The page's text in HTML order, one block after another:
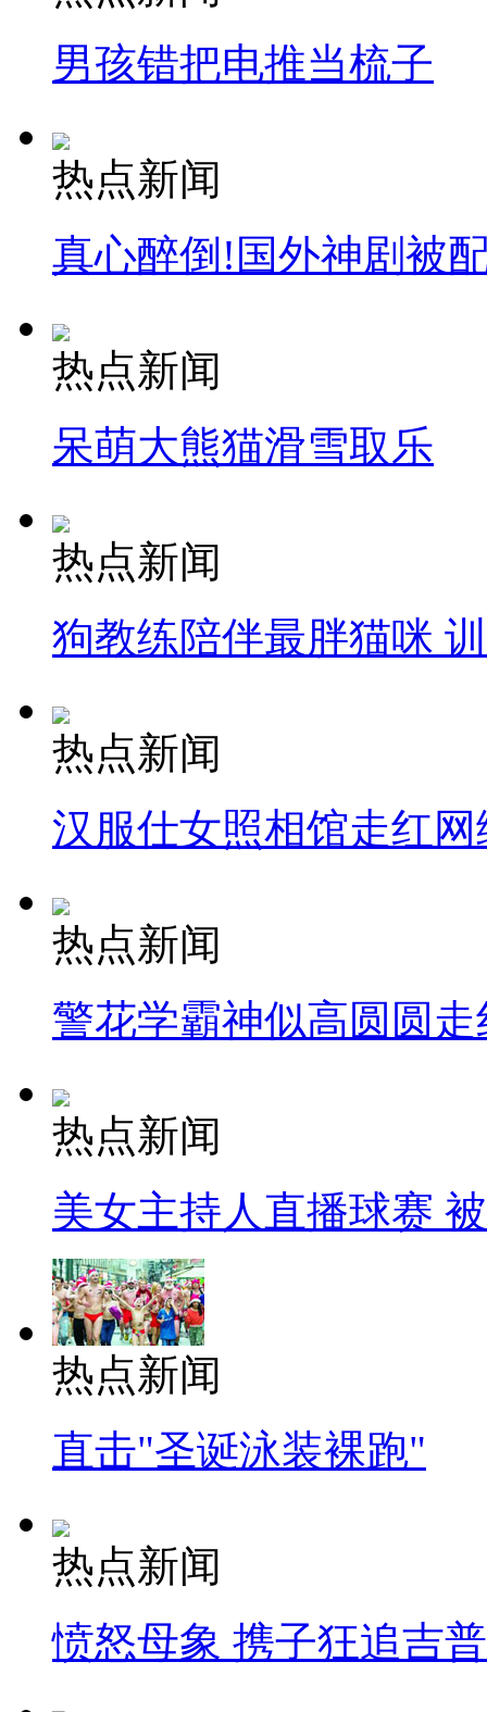
男孩错把电推当梳子
热点新闻
真心醉倒!国外神剧被
热点新闻
呆萌大熊猫滑雪取乐
热点新闻
狗教练陪伴最胖猫咪
热点新闻
汉服仕女照相馆走红网
热点新闻
警花学霸神似高圆圆走
热点新闻
美女主持人直播球赛
热点新闻
直击"圣诞泳装裸跑"
热点新闻
愤怒母象 携子狂追吉